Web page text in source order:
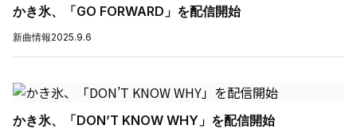
かき氷、「GO FORWARD」を配信開始
新曲情報2025.9.6
かき氷、「DON’T KNOW WHY」を配信開始